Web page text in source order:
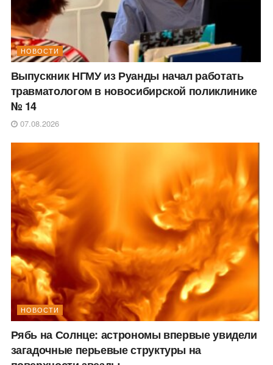
НОВОСТИ
Выпускник НГМУ из Руанды начал работать
травматологом в новосибирской поликлинике
№ 14
07.08.2026
НОВОСТИ
Рябь на Солнце: астрономы впервые увидели
загадочные перьевые структуры на